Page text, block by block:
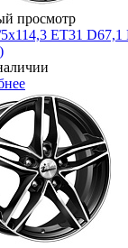
просмотр
ET31